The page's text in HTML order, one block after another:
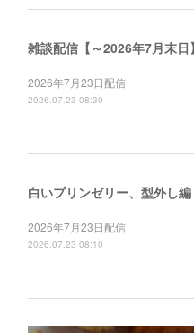
雑談配信【～2026年7月末日】
2026年7月23日配信
2026.07.23 08:30
2026年7月23日配信
2026.07.23 08:10